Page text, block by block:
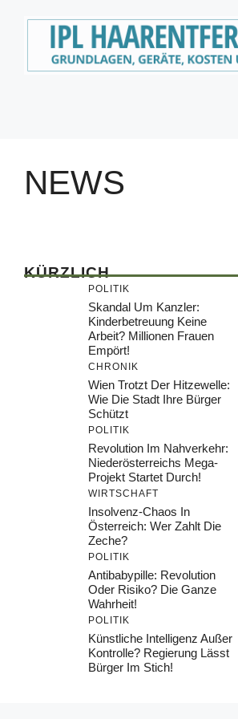
NEWS
KÜRZLICH
POLITIK
Skandal Um Kanzler:
Kinderbetreuung Keine
Arbeit? Millionen Frauen
Empört!
CHRONIK
Wien Trotzt Der Hitzewelle:
Wie Die Stadt Ihre Bürger
Schützt
POLITIK
Revolution Im Nahverkehr:
Niederösterreichs Mega-
Projekt Startet Durch!
WIRTSCHAFT
Insolvenz-Chaos In
Österreich: Wer Zahlt Die
Zeche?
POLITIK
Antibabypille: Revolution
Oder Risiko? Die Ganze
Wahrheit!
POLITIK
Künstliche Intelligenz Außer
Kontrolle? Regierung Lässt
Bürger Im Stich!